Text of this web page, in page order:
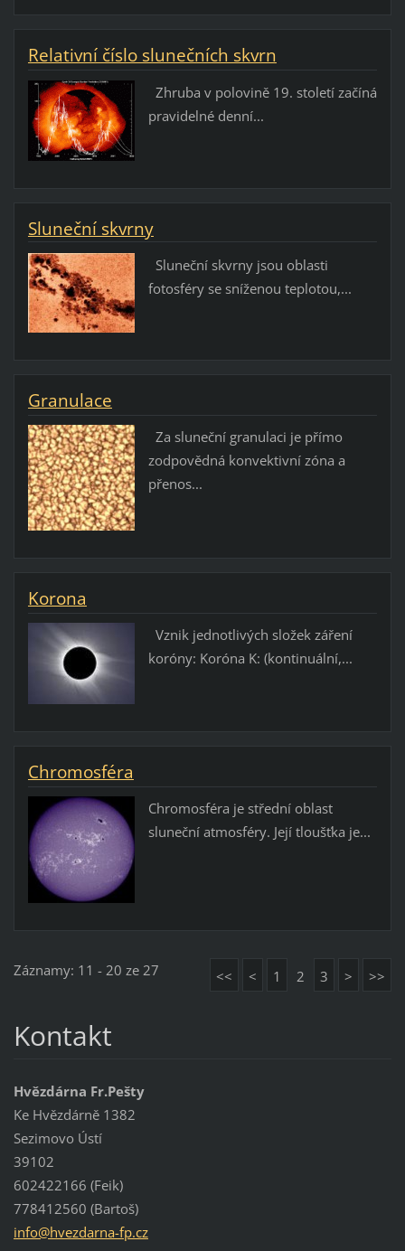
Relativní číslo slunečních skvrn
Zhruba v polovině 19. století začíná
pravidelné denní...
Sluneční skvrny
Sluneční skvrny jsou oblasti
fotosféry se sníženou teplotou,...
Granulace
Za sluneční granulaci je přímo
zodpovědná konvektivní zóna a
přenos...
Korona
Vznik jednotlivých složek záření
koróny: Koróna K: (kontinuální,...
Chromosféra
Chromosféra je střední oblast
sluneční atmosféry. Její tloušťka je...
Záznamy: 11 - 20 ze 27 << < 1 2 3 > >>
Kontakt
Hvězdárna Fr.Pešty
Ke Hvězdárně 1382
Sezimovo Ústí
39102
602422166 (Feik)
778412560 (Bartoš)
info@hvezdarna-fp.cz